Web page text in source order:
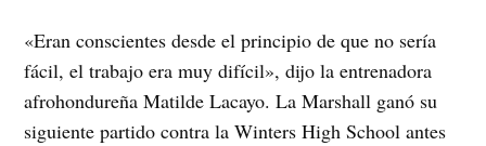
«Eran conscientes desde el principio de que no sería
fácil, el trabajo era muy difícil», dijo la entrenadora
afrohondureña Matilde Lacayo. La Marshall ganó su
siguiente partido contra la Winters High School antes